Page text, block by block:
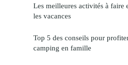
Les meilleures activités à faire
les vacances
Top 5 des conseils pour
camping en famille